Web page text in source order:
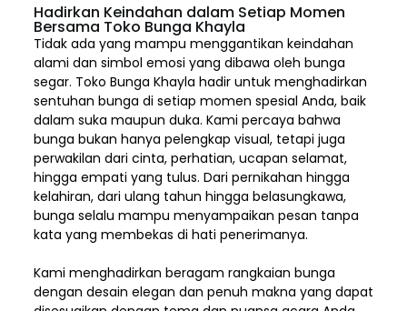
Hadirkan Keindahan dalam Setiap Momen
Bersama Toko Bunga Khayla
Tidak ada yang mampu menggantikan keindahan
alami dan simbol emosi yang dibawa oleh bunga
segar. Toko Bunga Khayla hadir untuk menghadirkan
sentuhan bunga di setiap momen spesial Anda, baik
dalam suka maupun duka. Kami percaya bahwa
bunga bukan hanya pelengkap visual, tetapi juga
perwakilan dari cinta, perhatian, ucapan selamat,
hingga empati yang tulus. Dari pernikahan hingga
kelahiran, dari ulang tahun hingga belasungkawa,
bunga selalu mampu menyampaikan pesan tanpa
kata yang membekas di hati penerimanya.
Kami menghadirkan beragam rangkaian bunga
dengan desain elegan dan penuh makna yang dapat